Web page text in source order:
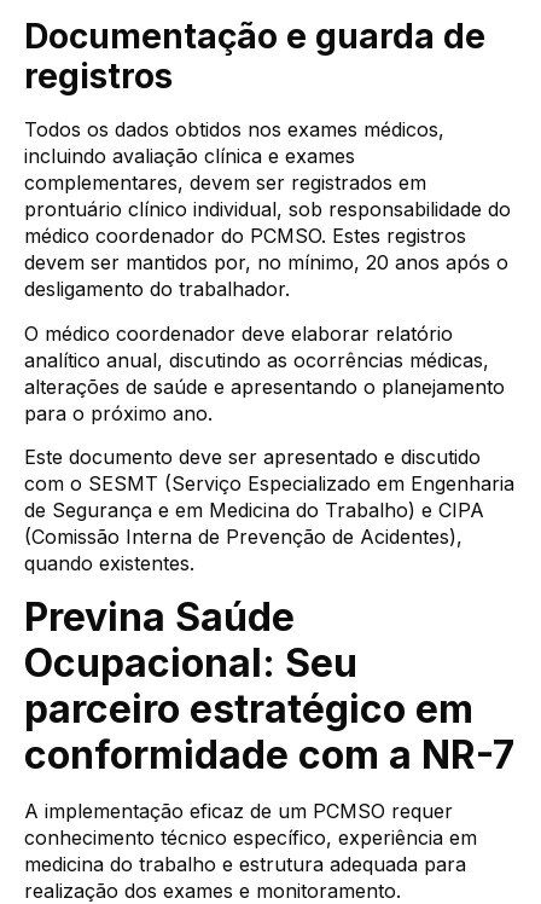
Documentação e guarda de
registros
Todos os dados obtidos nos exames médicos,
incluindo avaliação clínica e exames
complementares, devem ser registrados em
prontuário clínico individual, sob responsabilidade do
médico coordenador do PCMSO. Estes registros
devem ser mantidos por, no mínimo, 20 anos após o
desligamento do trabalhador.
O médico coordenador deve elaborar relatório
analítico anual, discutindo as ocorrências médicas,
alterações de saúde e apresentando o planejamento
para o próximo ano.
Este documento deve ser apresentado e discutido
com o SESMT (Serviço Especializado em Engenharia
de Segurança e em Medicina do Trabalho) e CIPA
(Comissão Interna de Prevenção de Acidentes),
quando existentes.
Previna Saúde
Ocupacional: Seu
parceiro estratégico em
conformidade com a NR-7
A implementação eficaz de um PCMSO requer
conhecimento técnico específico, experiência em
medicina do trabalho e estrutura adequada para
realização dos exames e monitoramento.